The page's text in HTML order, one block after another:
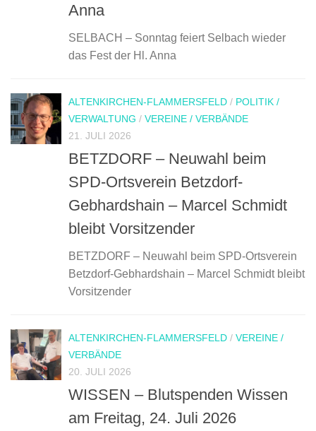
Anna
SELBACH – Sonntag feiert Selbach wieder
das Fest der Hl. Anna
ALTENKIRCHEN-FLAMMERSFELD / POLITIK /
VERWALTUNG / VEREINE / VERBÄNDE
21. JULI 2026
BETZDORF – Neuwahl beim
SPD-Ortsverein Betzdorf-
Gebhardshain – Marcel Schmidt
bleibt Vorsitzender
BETZDORF – Neuwahl beim SPD-Ortsverein
Betzdorf-Gebhardshain – Marcel Schmidt bleibt
Vorsitzender
ALTENKIRCHEN-FLAMMERSFELD / VEREINE /
VERBÄNDE
20. JULI 2026
WISSEN – Blutspenden Wissen
am Freitag, 24. Juli 2026